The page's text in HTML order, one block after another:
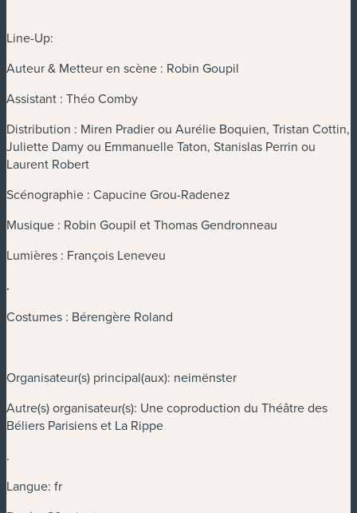
Line-Up:
Auteur & Metteur en scène : Robin Goupil
Assistant : Théo Comby
Distribution : Miren Pradier ou Aurélie Boquien, Tristan Cottin,
Juliette Damy ou Emmanuelle Taton, Stanislas Perrin ou
Laurent Robert
Scénographie : Capucine Grou-Radenez
Musique : Robin Goupil et Thomas Gendronneau
Lumières : François Leneveu
.
Costumes : Bérengère Roland
Organisateur(s) principal(aux): neimënster
Autre(s) organisateur(s): Une coproduction du Théâtre des
Béliers Parisiens et La Rippe
.
Langue: fr